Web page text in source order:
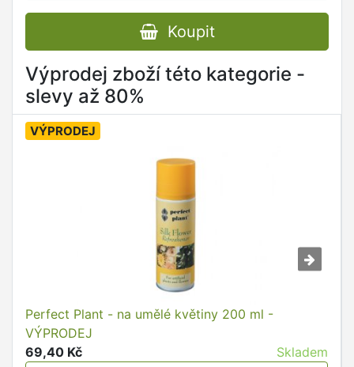
Koupit
Výprodej zboží této kategorie -
slevy až 80%
VÝPRODEJ
Perfect Plant - na umělé květiny 200 ml -
VÝPRODEJ
69,40 Kč
Skladem